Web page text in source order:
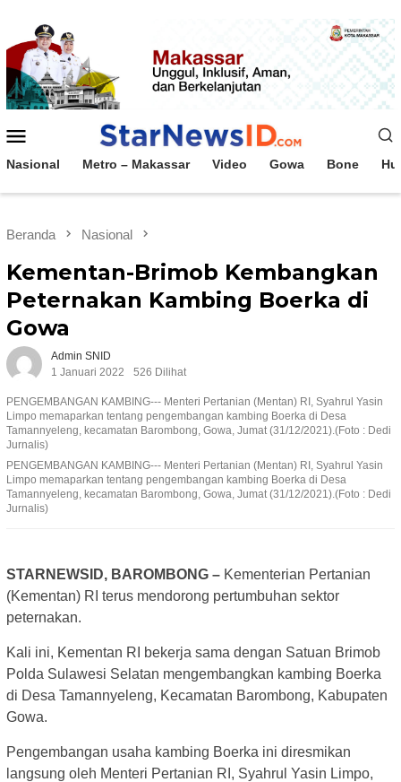
konten
Mobile
Nasional Metro – Makassar Video Gowa Bone
Beranda Nasional
Kementan-Brimob Kembangkan
Peternakan Kambing Boerka di
Gowa
Admin SNID
1 Januari 2022
526 Dilihat
PENGEMBANGAN KAMBING--- Menteri Pertanian (Mentan) RI, Syahrul Yasin
Limpo memaparkan tentang pengembangan kambing Boerka di Desa
Tamannyeleng, kecamatan Barombong, Gowa, Jumat (31/12/2021).(Foto : Dedi
Jurnalis)
PENGEMBANGAN KAMBING--- Menteri Pertanian (Mentan) RI, Syahrul Yasin
Limpo memaparkan tentang pengembangan kambing Boerka di Desa
Tamannyeleng, kecamatan Barombong, Gowa, Jumat (31/12/2021).(Foto : Dedi
Jurnalis)
STARNEWSID, BAROMBONG – Kementerian Pertanian
(Kementan) RI terus mendorong pertumbuhan sektor
peternakan.
Kali ini, Kementan RI bekerja sama dengan Satuan Brimob
Polda Sulawesi Selatan mengembangkan kambing Boerka
di Desa Tamannyeleng, Kecamatan Barombong, Kabupaten
Gowa.
Pengembangan usaha kambing Boerka ini diresmikan
langsung oleh Menteri Pertanian RI, Syahrul Yasin Limpo,